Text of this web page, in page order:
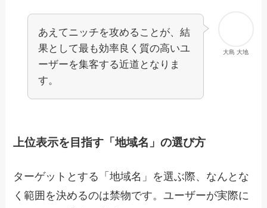
大島 大地
あえてニッチを攻めることが、結
果として最も効率良く質の高いユ
ーザーを集客する近道となりま
す。
上位表示を目指す「地域名」の選び方
ターゲットとする「地域名」を選ぶ際、なんとな
く範囲を決めるのは禁物です。ユーザーが実際に